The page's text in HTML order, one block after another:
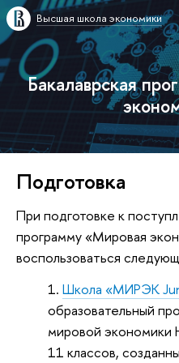
Высшая школа экономики
Бакалаврская
Подготовка
При подготовке к
программу «Мировая
воспользоваться
Школа «МИРЭК
образовательный
мировой
11 классов,